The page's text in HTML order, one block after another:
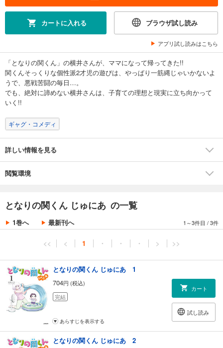
カートに入れる ブラウザ試し読み
アプリ試し読みはこちら
「となりの関くん」の横井さんが、ママになって帰ってきた!!
関くんそっくりな個性派2才児の遊びは、やっぱり一筋縄じゃいかないよ
うで、悪戦苦闘の毎日…。
でも、絶対に諦めない横井さんは、子育ての理想と現実に立ち向かって
いく!!
ギャグ・コメディ
詳しい情報を見る
閲覧環境
となりの関くん じゅにあ の一覧
1巻へ 最新刊へ 1～3件目 /3件
<< < 1 ・ ・ ・ > >>
となりの関くん じゅにあ 1
704円 (税込)
完結
カート
試し読み
あらすじを表示する
となりの関くん じゅにあ 2